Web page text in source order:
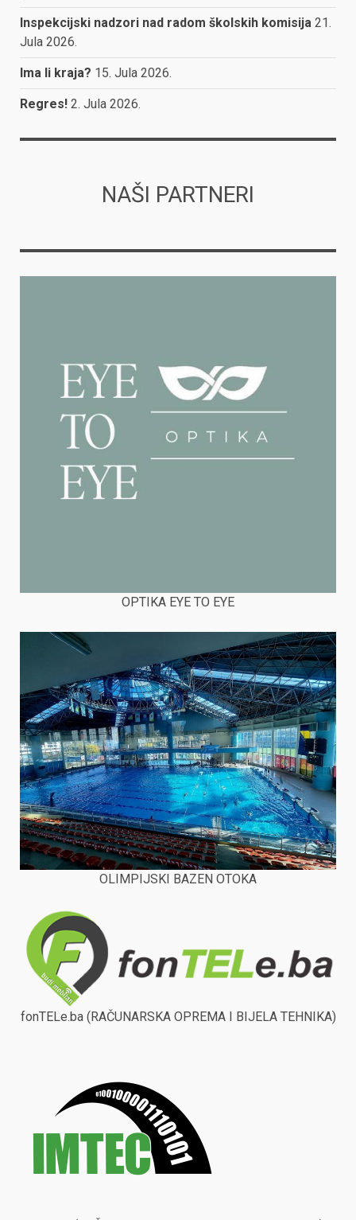
Inspekcijski nadzori nad radom školskih komisija 21.
Jula 2026.
Ima li kraja? 15. Jula 2026.
Regres! 2. Jula 2026.
NAŠI PARTNERI
OPTIKA EYE TO EYE
OLIMPIJSKI BAZEN OTOKA
fonTELe.ba (RAČUNARSKA OPREMA I BIJELA TEHNIKA)